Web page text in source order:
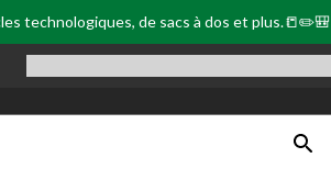
technologiques, de sacs à dos et plus.📒✏️🎒